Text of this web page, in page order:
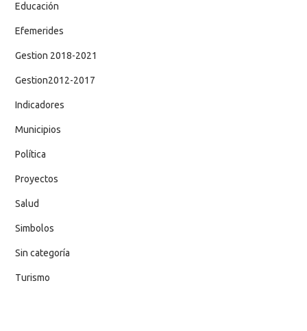
Educación
Efemerides
Gestion 2018-2021
Gestion2012-2017
Indicadores
Municipios
Política
Proyectos
Salud
Simbolos
Sin categoría
Turismo